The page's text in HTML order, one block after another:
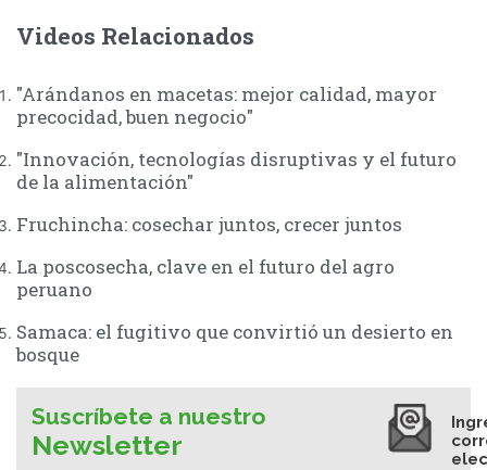
Videos Relacionados
"Arándanos en macetas: mejor calidad, mayor
precocidad, buen negocio"
"Innovación, tecnologías disruptivas y el futuro
de la alimentación"
Fruchincha: cosechar juntos, crecer juntos
La poscosecha, clave en el futuro del agro
peruano
Samaca: el fugitivo que convirtió un desierto en
bosque
Suscríbete a nuestro
Newsletter